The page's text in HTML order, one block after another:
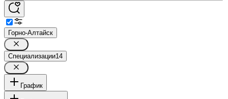
Горно-Алтайск
Специализации14
График